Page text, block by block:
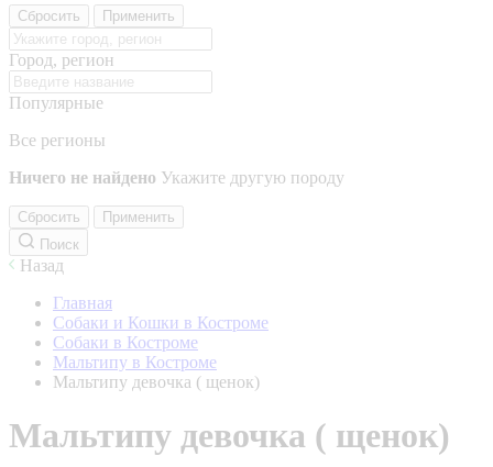
Сбросить Применить
Город, регион
Популярные
Все регионы
Ничего не найдено Укажите другую породу
Сбросить
Применить
Поиск
Назад
Главная
Собаки и Кошки в Костроме
Собаки в Костроме
Мальтипу в Костроме
Мальтипу девочка ( щенок)
Мальтипу девочка ( щенок)